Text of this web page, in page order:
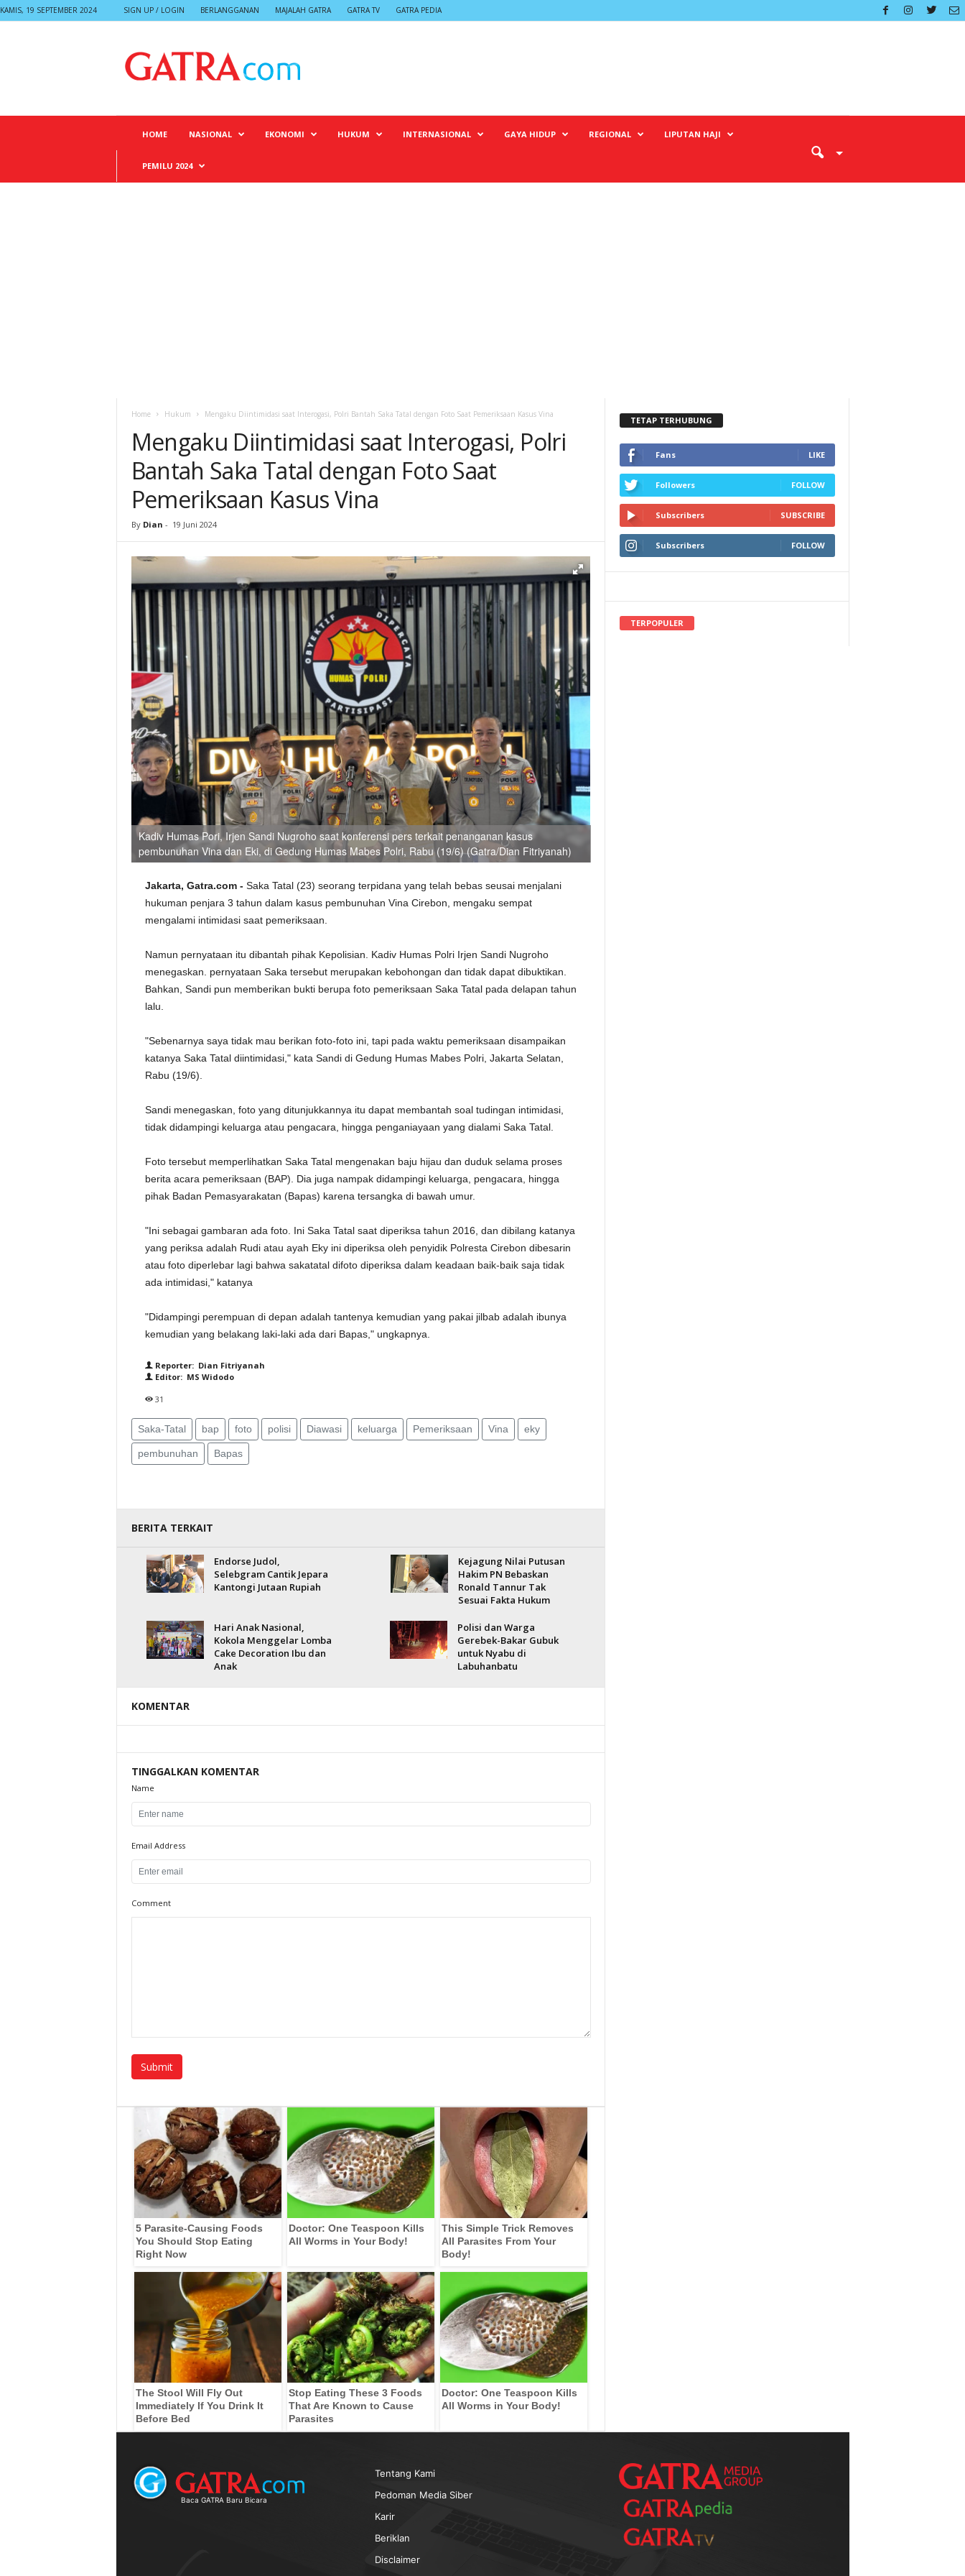
KAMIS, 19 SEPTEMBER 2024 SIGN UP / LOGIN BERLANGGANAN MAJALAH GATRA GATRA TV GATRA PEDIA
HOME NASIONAL EKONOMI HUKUM INTERNASIONAL GAYA HIDUP REGIONAL LIPUTAN HAJI
PEMILU 2024
Home Hukum Mengaku Diintimidasi saat Interogasi, Polri Bantah Saka Tatal dengan Foto Saat Pemeriksaan Kasus Vina
Mengaku Diintimidasi saat Interogasi, Polri
Bantah Saka Tatal dengan Foto Saat
Pemeriksaan Kasus Vina
By Dian - 19 Juni 2024
Kadiv Humas Pori, Irjen Sandi Nugroho saat konferensi pers terkait penanganan kasus
pembunuhan Vina dan Eki, di Gedung Humas Mabes Polri, Rabu (19/6) (Gatra/Dian Fitriyanah)
Jakarta, Gatra.com - Saka Tatal (23) seorang terpidana yang telah bebas seusai menjalani
hukuman penjara 3 tahun dalam kasus pembunuhan Vina Cirebon, mengaku sempat
mengalami intimidasi saat pemeriksaan.
Namun pernyataan itu dibantah pihak Kepolisian. Kadiv Humas Polri Irjen Sandi Nugroho
menegaskan. pernyataan Saka tersebut merupakan kebohongan dan tidak dapat dibuktikan.
Bahkan, Sandi pun memberikan bukti berupa foto pemeriksaan Saka Tatal pada delapan tahun
lalu.
"Sebenarnya saya tidak mau berikan foto-foto ini, tapi pada waktu pemeriksaan disampaikan
katanya Saka Tatal diintimidasi," kata Sandi di Gedung Humas Mabes Polri, Jakarta Selatan,
Rabu (19/6).
Sandi menegaskan, foto yang ditunjukkannya itu dapat membantah soal tudingan intimidasi,
tidak didampingi keluarga atau pengacara, hingga penganiayaan yang dialami Saka Tatal.
Foto tersebut memperlihatkan Saka Tatal mengenakan baju hijau dan duduk selama proses
berita acara pemeriksaan (BAP). Dia juga nampak didampingi keluarga, pengacara, hingga
pihak Badan Pemasyarakatan (Bapas) karena tersangka di bawah umur.
"Ini sebagai gambaran ada foto. Ini Saka Tatal saat diperiksa tahun 2016, dan dibilang katanya
yang periksa adalah Rudi atau ayah Eky ini diperiksa oleh penyidik Polresta Cirebon dibesarin
atau foto diperlebar lagi bahwa sakatatal difoto diperiksa dalam keadaan baik-baik saja tidak
ada intimidasi," katanya
"Didampingi perempuan di depan adalah tantenya kemudian yang pakai jilbab adalah ibunya
kemudian yang belakang laki-laki ada dari Bapas," ungkapnya.
Reporter: Dian Fitriyanah
Editor: MS Widodo
31
Saka-Tatal bap foto polisi Diawasi keluarga Pemeriksaan Vina eky
pembunuhan Bapas
BERITA TERKAIT
Endorse Judol,
Selebgram Cantik Jepara
Kantongi Jutaan Rupiah
Kejagung Nilai Putusan
Hakim PN Bebaskan
Ronald Tannur Tak
Sesuai Fakta Hukum
Hari Anak Nasional,
Kokola Menggelar Lomba
Cake Decoration Ibu dan
Anak
Polisi dan Warga
Gerebek-Bakar Gubuk
untuk Nyabu di
Labuhanbatu
KOMENTAR
TINGGALKAN KOMENTAR
Name
Email Address
Comment
5 Parasite-Causing Foods
You Should Stop Eating
Right Now
Doctor: One Teaspoon Kills
All Worms in Your Body!
This Simple Trick Removes
All Parasites From Your
Body!
The Stool Will Fly Out
Immediately If You Drink It
Before Bed
Stop Eating These 3 Foods
That Are Known to Cause
Parasites
Doctor: One Teaspoon Kills
All Worms in Your Body!
TETAP TERHUBUNG
Fans LIKE
Followers FOLLOW
Subscribers SUBSCRIBE
Subscribers FOLLOW
Baca GATRA Baru Bicara
Tentang Kami
Pedoman Media Siber
Karir
Beriklan
Disclaimer